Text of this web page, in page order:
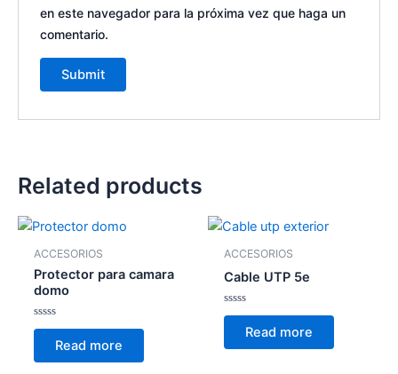
en este navegador para la próxima vez que haga un
comentario.
Related products
ACCESORIOS
Protector para camara
domo
Rated
of
Read more
ACCESORIOS
Cable UTP 5e
Rated
of
Read more